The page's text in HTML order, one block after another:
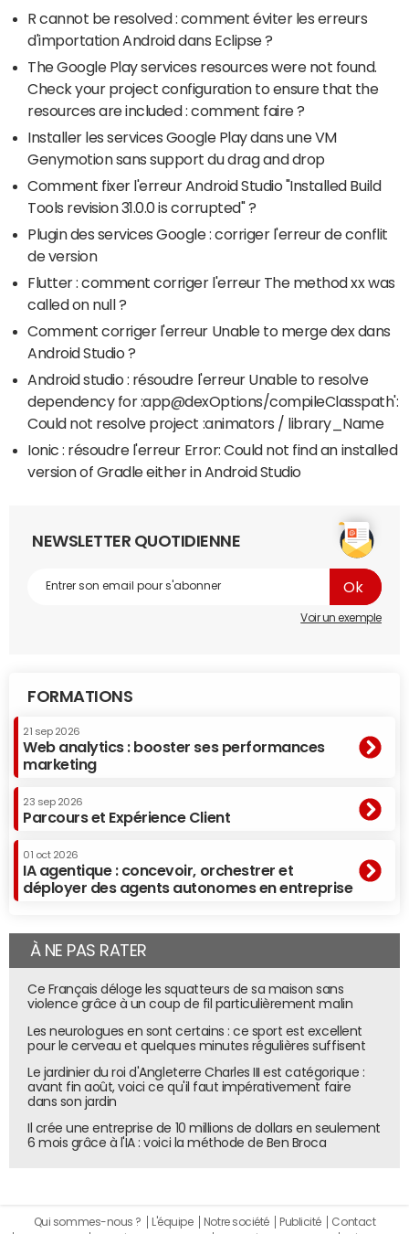
R cannot be resolved : comment éviter les erreurs
d'importation Android dans Eclipse ?
The Google Play services resources were not found.
Check your project configuration to ensure that the
resources are included : comment faire ?
Installer les services Google Play dans une VM
Genymotion sans support du drag and drop
Comment fixer l'erreur Android Studio "Installed Build
Tools revision 31.0.0 is corrupted" ?
Plugin des services Google : corriger l'erreur de conflit
de version
Flutter : comment corriger l'erreur The method xx was
called on null ?
Comment corriger l'erreur Unable to merge dex dans
Android Studio ?
Android studio : résoudre l'erreur Unable to resolve
dependency for :app@dexOptions/compileClasspath':
Could not resolve project :animators / library_Name
Ionic : résoudre l'erreur Error: Could not find an installed
version of Gradle either in Android Studio
NEWSLETTER QUOTIDIENNE
Voir un exemple
FORMATIONS
21 sep 2026
Web analytics : booster ses performances
marketing
23 sep 2026
Parcours et Expérience Client
01 oct 2026
IA agentique : concevoir, orchestrer et
déployer des agents autonomes en entreprise
À NE PAS RATER
Ce Français déloge les squatteurs de sa maison sans
violence grâce à un coup de fil particulièrement malin
Les neurologues en sont certains : ce sport est excellent
pour le cerveau et quelques minutes régulières suffisent
Le jardinier du roi d'Angleterre Charles III est catégorique :
avant fin août, voici ce qu'il faut impérativement faire
dans son jardin
Il crée une entreprise de 10 millions de dollars en seulement
6 mois grâce à l'IA : voici la méthode de Ben Broca
Qui sommes-nous ? L'équipe Notre société Publicité
Contact